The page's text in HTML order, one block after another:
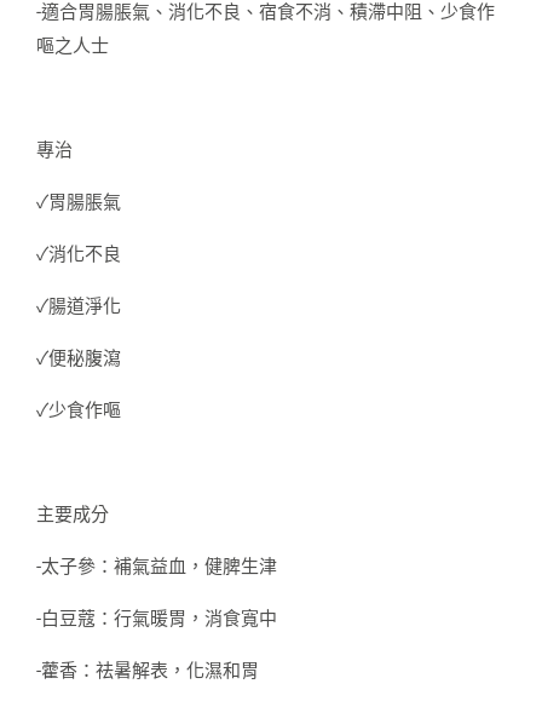
-適合胃腸脹氣、消化不良、宿食不消、積滯中阻、少食作
嘔之人士
專治
✓胃腸脹氣
✓消化不良
✓腸道淨化
✓便秘腹瀉
✓少食作嘔
主要成分
-太子參：補氣益血，健脾生津
-白豆蔻：行氣暖胃，消食寬中
-藿香：祛暑解表，化濕和胃